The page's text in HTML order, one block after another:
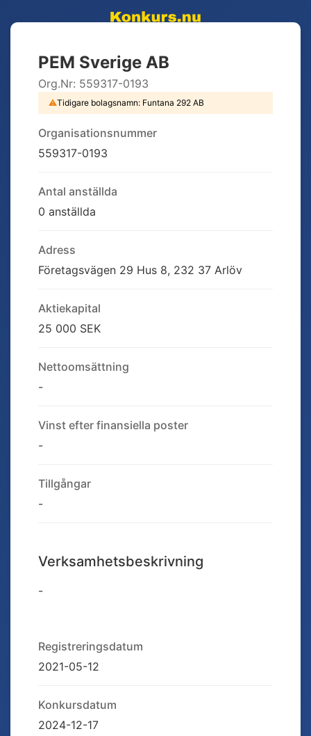
PEM Sverige AB
Org.Nr: 559317-0193
⚠Tidigare bolagsnamn: Funtana 292 AB
Organisationsnummer
559317-0193
Antal anställda
0 anställda
Adress
Företagsvägen 29 Hus 8, 232 37 Arlöv
Aktiekapital
25 000 SEK
Nettoomsättning
-
Vinst efter finansiella poster
-
Tillgångar
-
Verksamhetsbeskrivning
-
Registreringsdatum
2021-05-12
Konkursdatum
2024-12-17